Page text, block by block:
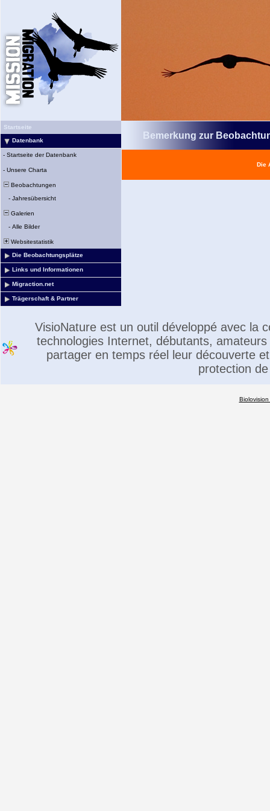
Startseite
Datenbank
- Startseite der Datenbank
- Unsere Charta
Beobachtungen
- Jahresübersicht
Galerien
- Alle Bilder
Websitestatistik
Die Beobachtungsplätze
Links und Informationen
Migraction.net
Trägerschaft & Partner
Bemerkung zur
Die
VisioNature est un outil développé avec la
technologies Internet, débutants,
partager en temps réel leur découverte
protection
Biolovision